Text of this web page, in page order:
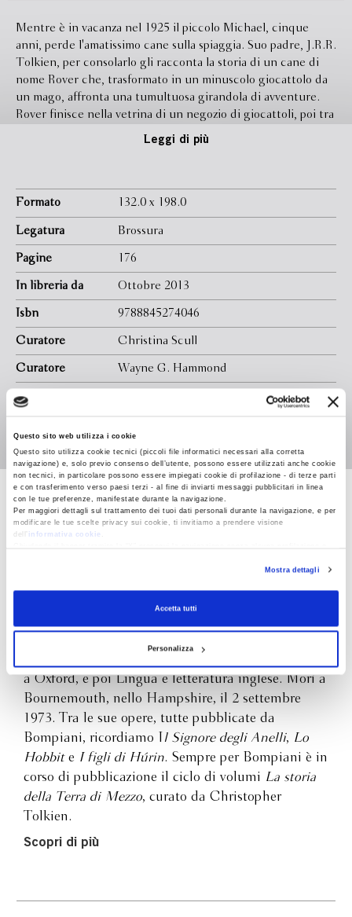
Questo sito web utilizza i cookie
Questo sito utilizza cookie tecnici (piccoli file informatici necessari alla corretta
navigazione) e, solo previo consenso dell’utente, possono essere utilizzati anche cookie
non tecnici, in particolare possono essere impiegati cookie di profilazione - di terze parti
e con trasferimento verso paesi terzi - al fine di inviarti messaggi pubblicitari in linea
con le tue preferenze, manifestate durante la navigazione.
Per maggiori dettagli sul trattamento dei tuoi dati personali durante la navigazione, e per
modificare le tue scelte privacy sui cookie, ti invitiamo a prendere visione
dell’
informativa cookie
RevocaMostra dettagli
Accetta tutti
Personalizza
Mentre è in vacanza nel 1925 il piccolo Michael, cinque
anni, perde l'amatissimo cane sulla spiaggia. Suo padre, J.R.R.
Tolkien, per consolarlo gli racconta la storia di un cane di
nome Rover che, trasformato in un minuscolo giocattolo da
un mago, affronta una tumultuosa girandola di avventure.
Rover finisce nella vetrina di un negozio di giocattoli, poi tra
le mani di un bambino che lo smarrisce. Cominciano così le
sottomarino abitato da fate, gnomi e sirene. Solo allora
l'incantesimo potrà essere rotto, solo allora Roverandom
potrà realizzare il suo desiderio più grande: tornare a casa
come un cane normale.
Fantastica, divertente incarnazione dei nostri sogni a cui
una prodigiosa capacità d'invenzione e una straordinaria
vena poetica danno meraviglioso spessore, ''Roverandom''
mondo magico amato da milioni di persone.
Titolo originale: ''Roverandom'' (1998).
Leggi di più
Formato 132.0 x 198.0
Legatura Brossura
Pagine 176
In libreria da Ottobre 2013
Isbn 9788845274046
Curatore Christina Scull
Curatore Wayne G. Hammond
Illustratore
J. R. R. Tolkien
a Oxford, e poi Lingua e letteratura inglese. Morì a
Bournemouth, nello Hampshire, il 2 settembre
1973. Tra le sue opere, tutte pubblicate da
Bompiani, ricordiamo I l Signore degli Anelli, Lo
Hobbite I figli di Húrin. Sempre per Bompiani è in
corso di pubblicazione il ciclo di volumi La storia
della Terra di Mezzo, curato da Christopher
Tolkien.
Scopri di più